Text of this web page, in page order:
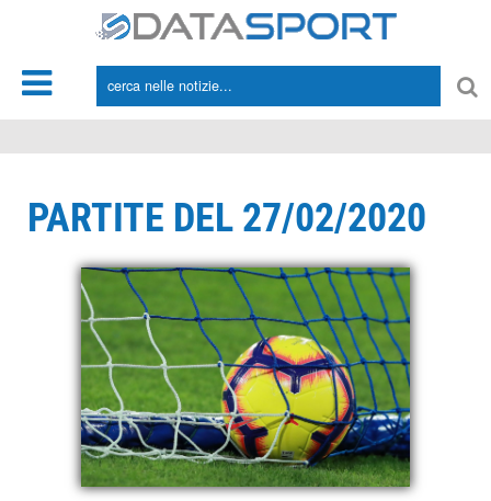
PARTITE DEL 27/02/2020